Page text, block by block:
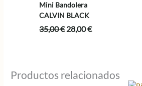
Mini Bandolera
CALVIN BLACK
35,00€El
28,00€El
Productos relacionados